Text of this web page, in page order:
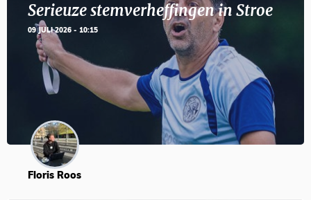
Serieuze stemverheffingen in Stroe
09 JULI 2026 - 10:15
Floris Roos